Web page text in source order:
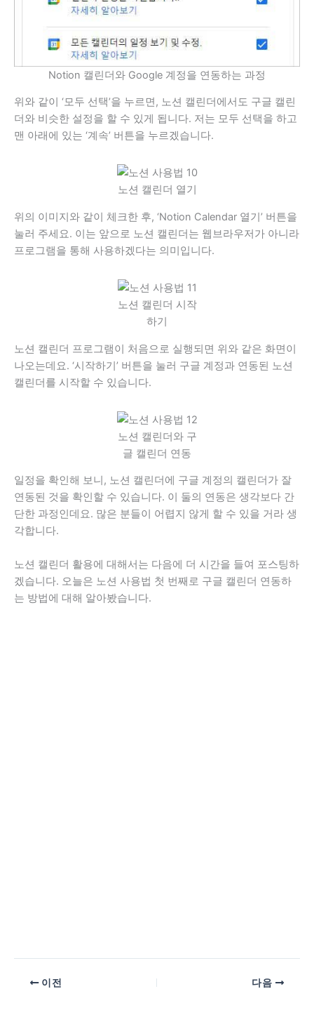
Notion 캘린더와 Google 계정을 연동하는 과정
위와 같이 ‘모두 선택’을 누르면, 노션 캘린더에서도 구글 캘린
더와 비슷한 설정을 할 수 있게 됩니다. 저는 모두 선택을 하고
맨 아래에 있는 ‘계속’ 버튼을 누르겠습니다.
노션 캘린더 열기
위의 이미지와 같이 체크한 후, ‘Notion Calendar 열기’ 버튼을
눌러 주세요. 이는 앞으로 노션 캘린더는 웹브라우저가 아니라
프로그램을 통해 사용하겠다는 의미입니다.
노션 캘린더 시작
하기
노션 캘린더 프로그램이 처음으로 실행되면 위와 같은 화면이
나오는데요. ‘시작하기’ 버튼을 눌러 구글 계정과 연동된 노션
캘린더를 시작할 수 있습니다.
노션 캘린더와 구
글 캘린더 연동
일정을 확인해 보니, 노션 캘린더에 구글 계정의 캘린더가 잘
연동된 것을 확인할 수 있습니다. 이 둘의 연동은 생각보다 간
단한 과정인데요. 많은 분들이 어렵지 않게 할 수 있을 거라 생
각합니다.
노션 캘린더 활용에 대해서는 다음에 더 시간을 들여 포스팅하
겠습니다. 오늘은 노션 사용법 첫 번째로 구글 캘린더 연동하
는 방법에 대해 알아봤습니다.
이전 다음